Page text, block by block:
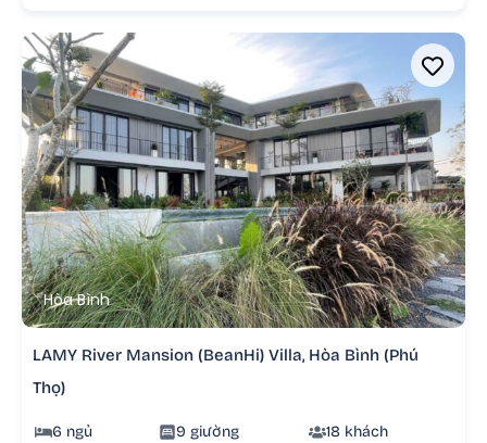
Hòa Bình
LAMY River Mansion (BeanHi) Villa, Hòa Bình (Phú
Thọ)
6 ngủ 9 giường 18 khách